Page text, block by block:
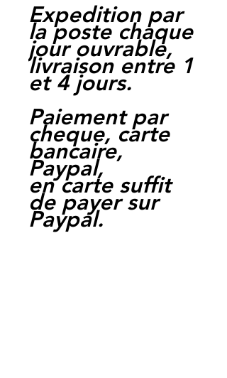
Expedition par
la poste chaque
jour ouvrable,
livraison entre 1
et 4 jours.
Paiement par
cheque, carte
bancaire,
Paypal,
en carte suffit
de payer sur
Paypal.